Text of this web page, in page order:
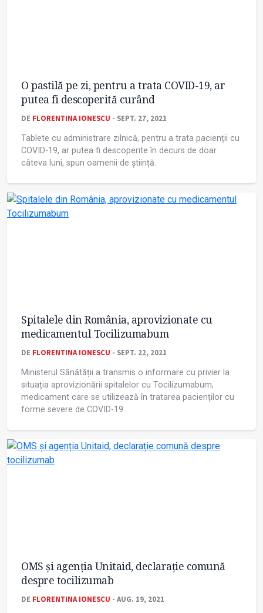
O pastilă pe zi, pentru a trata COVID-19, ar
putea fi descoperită curând
DE FLORENTINA IONESCU - SEPT. 27, 2021
Tablete cu administrare zilnică, pentru a trata pacienții cu
COVID-19, ar putea fi descoperite în decurs de doar
câteva luni, spun oamenii de știință.
Spitalele din România, aprovizionate cu
medicamentul Tocilizumabum
DE FLORENTINA IONESCU - SEPT. 22, 2021
Ministerul Sănătății a transmis o informare cu privier la
situația aprovizionării spitalelor cu Tocilizumabum,
medicament care se utilizează în tratarea pacienților cu
forme severe de COVID-19.
OMS și agenția Unitaid, declarație comună
despre tocilizumab
DE FLORENTINA IONESCU - AUG. 19, 2021